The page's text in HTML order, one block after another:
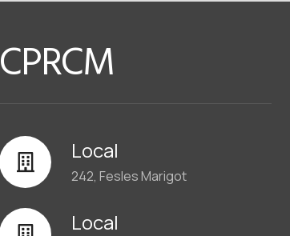
CPRCM
Local
242, Fesles Marigot
Local